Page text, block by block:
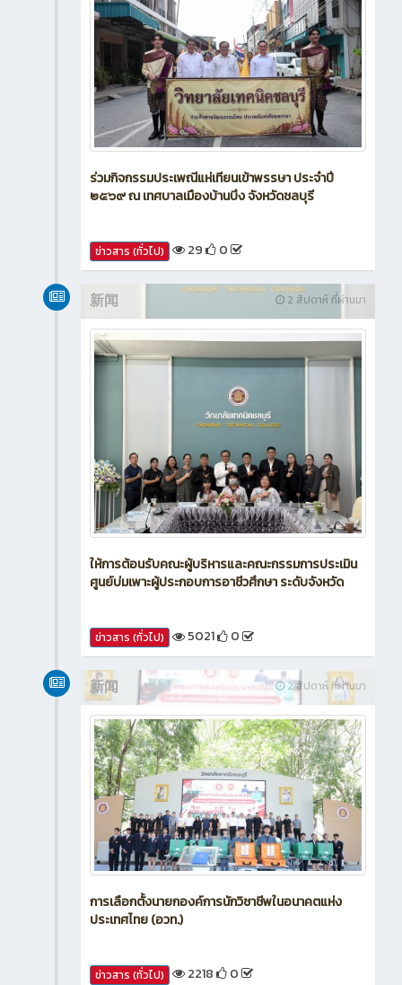
ร่วมกิจกรรมประเพณีแห่เทียนเข้าพรรษา ประจำปี
๒๕๖๙ ณ เทศบาลเมืองบ้านบึง จังหวัดชลบุรี
ข่าวสาร (ทั่วไป) 29 0
2 สัปดาห์ ที่ผ่านมา
新闻
ให้การต้อนรับคณะผู้บริหารและคณะกรรมการประเมิน
ศูนย์บ่มเพาะผู้ประกอบการอาชีวศึกษา ระดับจังหวัด
ข่าวสาร (ทั่วไป) 5021 0
2 สัปดาห์ ที่ผ่านมา
新闻
การเลือกตั้งนายกองค์การนักวิชาชีพในอนาคตแห่ง
ประเทศไทย (อวท.)
ข่าวสาร (ทั่วไป) 2218 0